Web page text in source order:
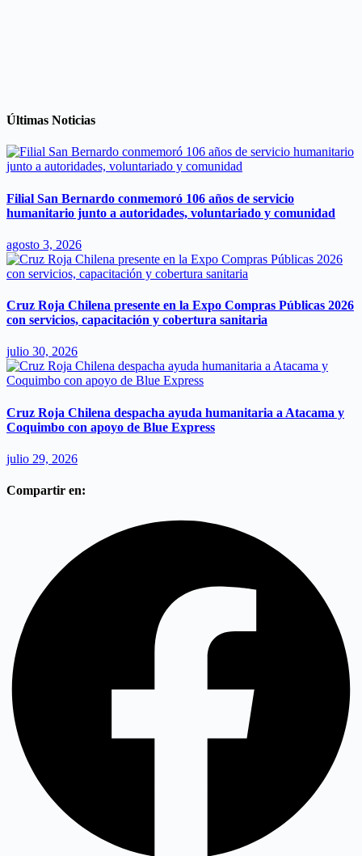
Últimas Noticias
Filial San Bernardo conmemoró 106 años de servicio
humanitario junto a autoridades, voluntariado y comunidad
agosto 3, 2026
Cruz Roja Chilena presente en la Expo Compras Públicas 2026
con servicios, capacitación y cobertura sanitaria
julio 30, 2026
Cruz Roja Chilena despacha ayuda humanitaria a Atacama y
Coquimbo con apoyo de Blue Express
julio 29, 2026
Compartir en: